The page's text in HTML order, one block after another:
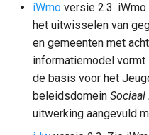
iWmo versie 2.3.
het uitwisselen van
en gemeenten met
informatiemodel
de basis voor het
beleidsdomein Sociaal
uitwerking aangevuld